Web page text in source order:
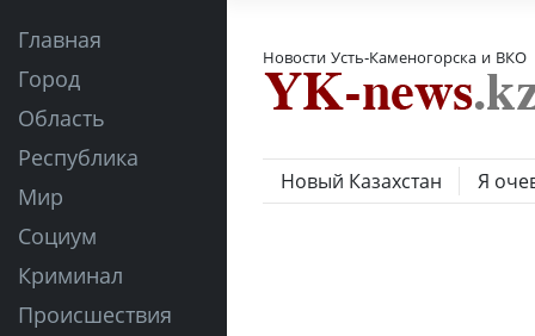
Главная
Город
Область
Республика
Мир
Социум
Криминал
Происшествия
Новости Усть-Каменогорска и ВКО
Новый Казахстан Я